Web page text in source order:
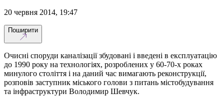
20 червня 2014, 19:47
Поширити
Очисні споруди каналізації збудовані і введені в експлуатацію
до 1990 року на технологіях, розроблених у 60-70-х роках
минулого століття і на даний час вимагають реконструкції,
розповів заступник міського голови з питань містобудування
та інфраструктури Володимир Шевчук.